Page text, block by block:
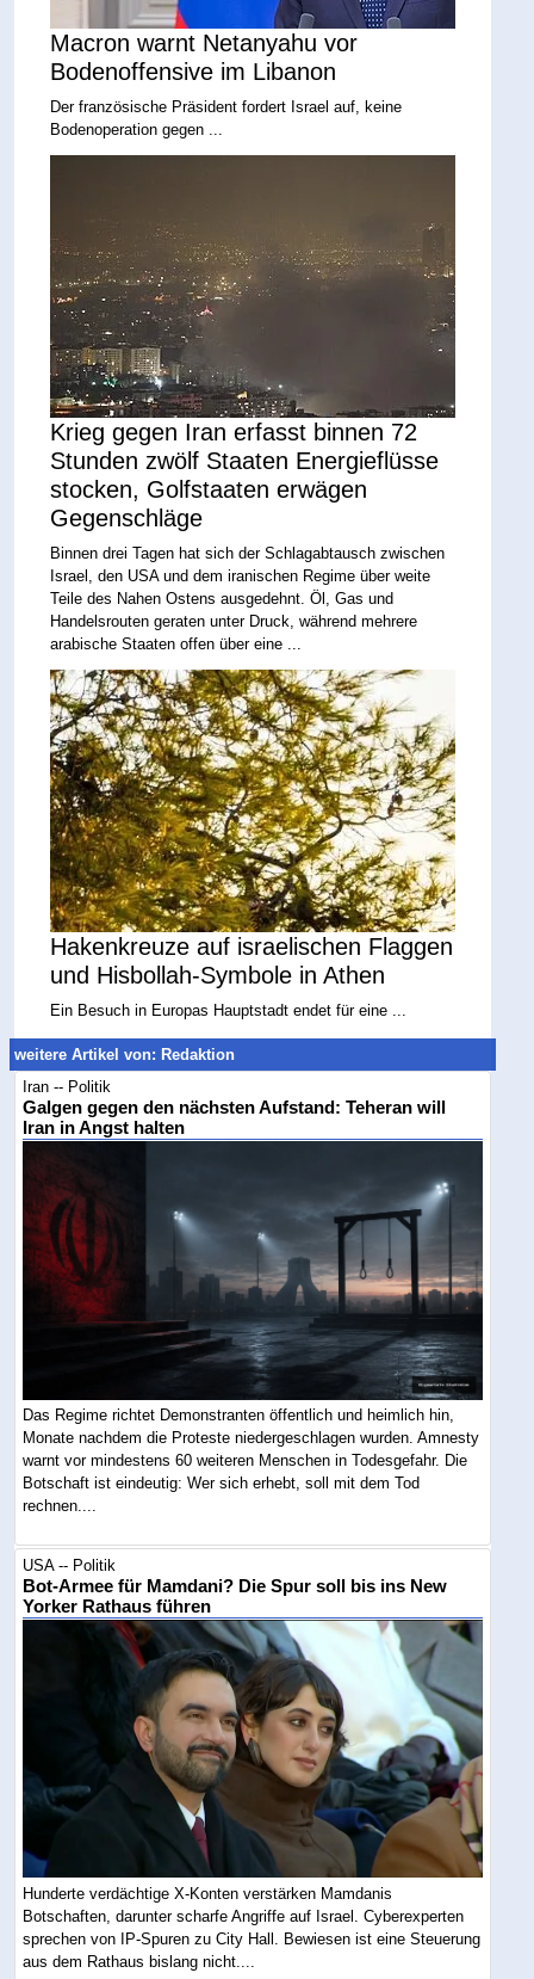
Macron warnt Netanyahu vor
Bodenoffensive im Libanon
Der französische Präsident fordert Israel auf, keine
Bodenoperation gegen ...
Krieg gegen Iran erfasst binnen 72
Stunden zwölf Staaten Energieflüsse
stocken, Golfstaaten erwägen
Gegenschläge
Binnen drei Tagen hat sich der Schlagabtausch zwischen
Israel, den USA und dem iranischen Regime über weite
Teile des Nahen Ostens ausgedehnt. Öl, Gas und
Handelsrouten geraten unter Druck, während mehrere
arabische Staaten offen über eine ...
Hakenkreuze auf israelischen Flaggen
und Hisbollah-Symbole in Athen
Ein Besuch in Europas Hauptstadt endet für eine ...
weitere Artikel von: Redaktion
Iran -- Politik
Galgen gegen den nächsten Aufstand: Teheran will
Iran in Angst halten
Das Regime richtet Demonstranten öffentlich und heimlich hin,
Monate nachdem die Proteste niedergeschlagen wurden. Amnesty
warnt vor mindestens 60 weiteren Menschen in Todesgefahr. Die
Botschaft ist eindeutig: Wer sich erhebt, soll mit dem Tod
rechnen....
USA -- Politik
Bot-Armee für Mamdani? Die Spur soll bis ins New
Yorker Rathaus führen
Hunderte verdächtige X-Konten verstärken Mamdanis
Botschaften, darunter scharfe Angriffe auf Israel. Cyberexperten
sprechen von IP-Spuren zu City Hall. Bewiesen ist eine Steuerung
aus dem Rathaus bislang nicht....